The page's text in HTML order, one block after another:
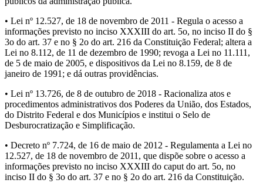
• Lei nº 12.527, de 18 de novembro de 2011 - Regula o acesso a
informações previsto no inciso XXXIII do art. 5o, no inciso II do §
3o do art. 37 e no § 2o do art. 216 da Constituição Federal; altera a
Lei no 8.112, de 11 de dezembro de 1990; revoga a Lei no 11.111,
de 5 de maio de 2005, e dispositivos da Lei no 8.159, de 8 de
janeiro de 1991; e dá outras providências.
• Lei nº 13.726, de 8 de outubro de 2018 - Racionaliza atos e
procedimentos administrativos dos Poderes da União, dos Estados,
do Distrito Federal e dos Municípios e institui o Selo de
Desburocratização e Simplificação.
• Decreto nº 7.724, de 16 de maio de 2012 - Regulamenta a Lei no
12.527, de 18 de novembro de 2011, que dispõe sobre o acesso a
informações previsto no inciso XXXIII do caput do art. 5o, no
inciso II do § 3o do art. 37 e no § 2o do art. 216 da Constituição.